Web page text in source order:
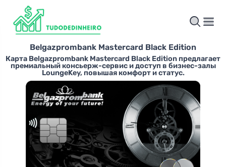
Belgazprombank Mastercard Black Edition
Карта Belgazprombank Mastercard Black Edition предлагает
премиальный консьерж-сервис и доступ в бизнес-залы
LoungeKey, повышая комфорт и статус.